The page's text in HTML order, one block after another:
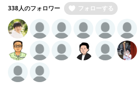
338人のフォロワー フォローする